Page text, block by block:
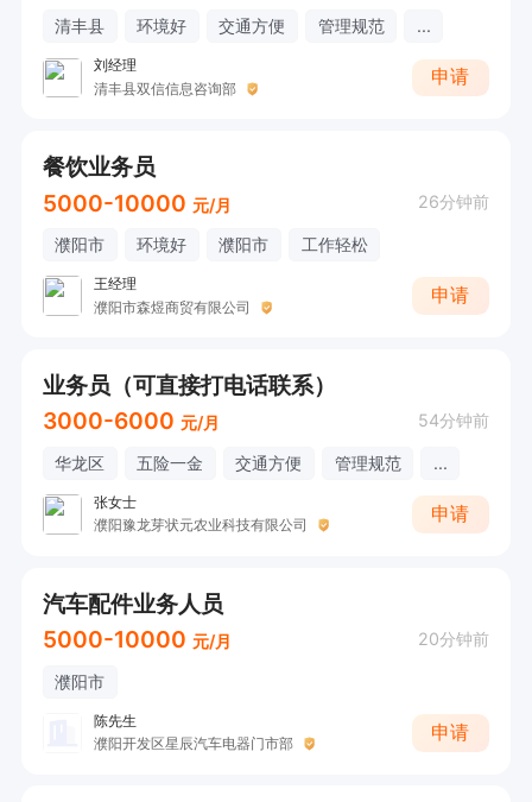
清丰县 环境好 交通方便 管理规范 ...
刘经理
清丰县双信信息咨询部
申请
餐饮业务员
5000-10000 元/月 26分钟前
濮阳市 环境好 濮阳市 工作轻松
王经理
濮阳市森煜商贸有限公司
申请
业务员（可直接打电话联系）
3000-6000 元/月 54分钟前
华龙区 五险一金 交通方便 管理规范 ...
张女士
濮阳豫龙芽状元农业科技有限公司
申请
汽车配件业务人员
5000-10000 元/月 20分钟前
濮阳市
陈先生
濮阳开发区星辰汽车电器门市部
申请